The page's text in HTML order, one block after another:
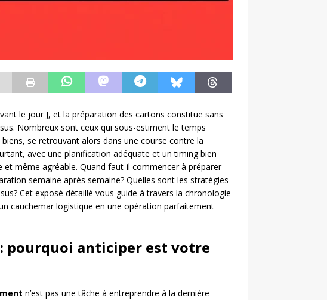
le jour J, et la préparation des cartons constitue sans
Nombreux sont ceux qui sous-estiment le temps
se retrouvant alors dans une course contre la
avec une planification adéquate et un timing bien
même agréable. Quand faut-il commencer à préparer
semaine après semaine? Quelles sont les stratégies
Cet exposé détaillé vous guide à travers la chronologie
cauchemar logistique en une opération parfaitement
: pourquoi anticiper est votre
n’est pas une tâche à entreprendre à la dernière